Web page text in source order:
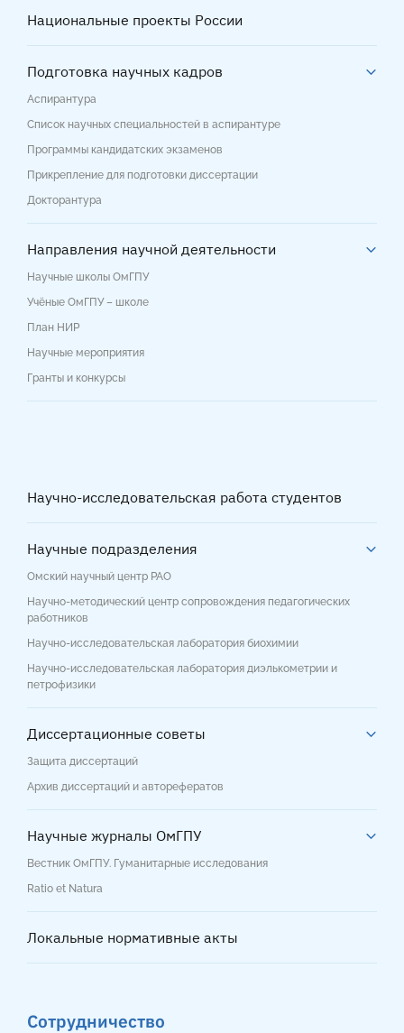
Национальные проекты России
Подготовка научных кадров
Аспирантура
Список научных специальностей в аспирантуре
Программы кандидатских экзаменов
Прикрепление для подготовки диссертации
Докторантура
Направления научной деятельности
Научные школы ОмГПУ
Учёные ОмГПУ – школе
План НИР
Научные мероприятия
Гранты и конкурсы
Научно-исследовательская работа студентов
Научные подразделения
Омский научный центр РАО
Научно-методический центр сопровождения педагогических
работников
Научно-исследовательская лаборатория биохимии
Научно-исследовательская лаборатория диэлькометрии и
петрофизики
Диссертационные советы
Защита диссертаций
Архив диссертаций и авторефератов
Научные журналы ОмГПУ
Вестник ОмГПУ. Гуманитарные исследования
Ratio et Natura
Локальные нормативные акты
Сотрудничество